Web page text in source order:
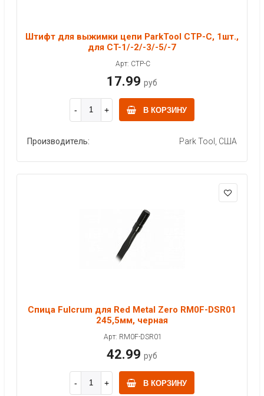
Штифт для выжимки цепи ParkTool CTP-C, 1шт.,
для CT-1/-2/-3/-5/-7
Арт: CTP-C
17.99 руб
В КОРЗИНУ
Производитель: Park Tool, США
Спица Fulcrum для Red Metal Zero RM0F-DSR01
245,5мм, черная
Арт: RM0F-DSR01
42.99 руб
В КОРЗИНУ